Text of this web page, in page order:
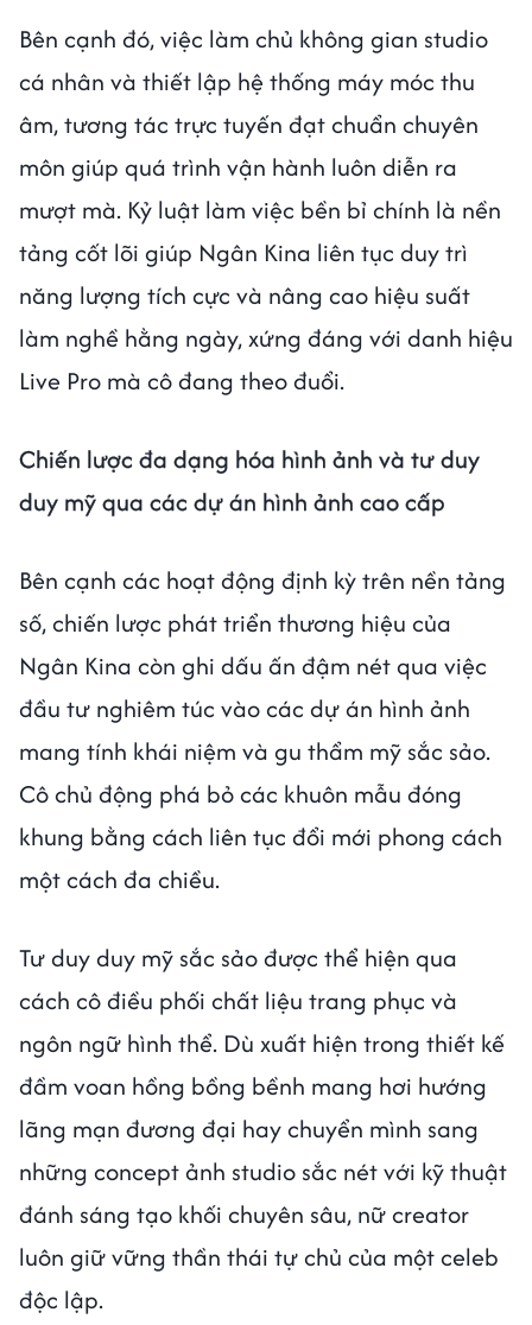
Bên cạnh đó, việc làm chủ không gian studio
cá nhân và thiết lập hệ thống máy móc thu
âm, tương tác trực tuyến đạt chuẩn chuyên
môn giúp quá trình vận hành luôn diễn ra
mượt mà. Kỷ luật làm việc bền bỉ chính là nền
tảng cốt lõi giúp Ngân Kina liên tục duy trì
năng lượng tích cực và nâng cao hiệu suất
làm nghề hằng ngày, xứng đáng với danh hiệu
Live Pro mà cô đang theo đuổi.
Chiến lược đa dạng hóa hình ảnh và tư duy
duy mỹ qua các dự án hình ảnh cao cấp
Bên cạnh các hoạt động định kỳ trên nền tảng
số, chiến lược phát triển thương hiệu của
Ngân Kina còn ghi dấu ấn đậm nét qua việc
đầu tư nghiêm túc vào các dự án hình ảnh
mang tính khái niệm và gu thẩm mỹ sắc sảo.
Cô chủ động phá bỏ các khuôn mẫu đóng
khung bằng cách liên tục đổi mới phong cách
một cách đa chiều.
Tư duy duy mỹ sắc sảo được thể hiện qua
cách cô điều phối chất liệu trang phục và
ngôn ngữ hình thể. Dù xuất hiện trong thiết kế
đầm voan hồng bồng bềnh mang hơi hướng
lãng mạn đương đại hay chuyển mình sang
những concept ảnh studio sắc nét với kỹ thuật
đánh sáng tạo khối chuyên sâu, nữ creator
luôn giữ vững thần thái tự chủ của một celeb
độc lập.